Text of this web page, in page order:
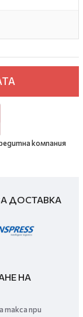
компания
ДОСТАВКА
НА
такса при